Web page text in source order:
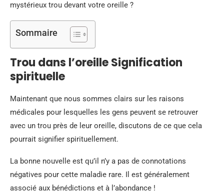
mystérieux trou devant votre oreille ?
Sommaire
Trou dans l’oreille Signification
spirituelle
Maintenant que nous sommes clairs sur les raisons
médicales pour lesquelles les gens peuvent se retrouver
avec un trou près de leur oreille, discutons de ce que cela
pourrait signifier spirituellement.
La bonne nouvelle est qu’il n’y a pas de connotations
négatives pour cette maladie rare. Il est généralement
associé aux bénédictions et à l’abondance !